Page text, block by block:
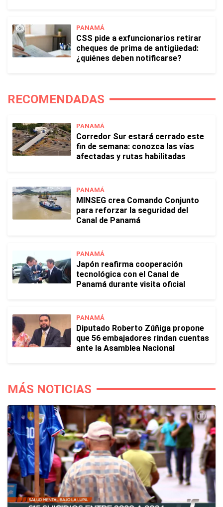
PANAMÁ
CSS pide a exfuncionarios retirar
cheques de prima de antigüedad:
¿quiénes deben notificarse?
RECOMENDADAS
PANAMÁ
Corredor Sur estará cerrado este
fin de semana: conozca las vías
afectadas y rutas habilitadas
PANAMÁ
MINSEG crea Comando Conjunto
para reforzar la seguridad del
Canal de Panamá
PANAMÁ
Japón reafirma cooperación
tecnológica con el Canal de
Panamá durante visita oficial
PANAMÁ
Diputado Roberto Zúñiga propone
que 56 embajadores rindan cuentas
ante la Asamblea Nacional
MÁS NOTICIAS